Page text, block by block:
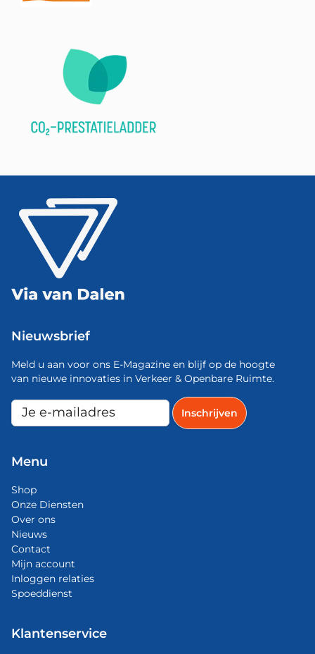
Nieuwsbrief
Meld u aan voor ons E-Magazine en blijf op de hoogte
van nieuwe innovaties in Verkeer & Openbare Ruimte.
Menu
Shop
Onze Diensten
Over ons
Nieuws
Contact
Mijn account
Inloggen relaties
Spoeddienst
Klantenservice